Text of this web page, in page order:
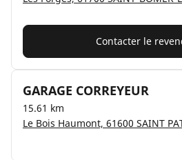
Contacter le
GARAGE CORREYEUR
15.61 km
Le Bois Haumont, 61600 SAINT